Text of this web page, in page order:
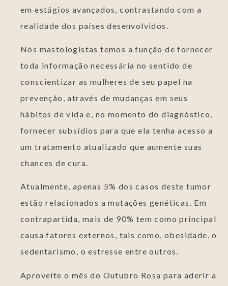
em estágios avançados, contrastando com a
realidade dos países desenvolvidos.
Nós mastologistas temos a função de fornecer
toda informação necessária no sentido de
conscientizar as mulheres de seu papel na
prevenção, através de mudanças em seus
hábitos de vida e, no momento do diagnóstico,
fornecer subsídios para que ela tenha acesso a
um tratamento atualizado que aumente suas
chances de cura.
Atualmente, apenas 5% dos casos deste tumor
estão relacionados a mutações genéticas. Em
contrapartida, mais de 90% tem como principal
causa fatores externos, tais como, obesidade, o
sedentarismo, o estresse entre outros.
Aproveite o mês do Outubro Rosa para aderir a